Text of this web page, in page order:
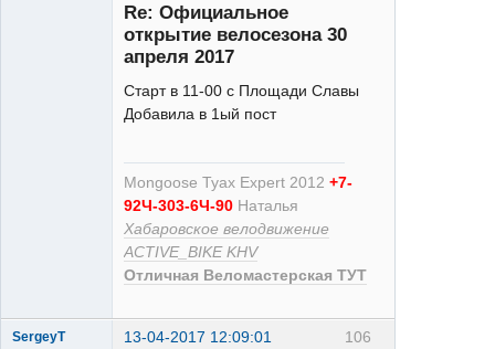
Re: Официальное
открытие велосезона 30
апреля 2017
Старт в 11-00 с Площади Славы
Добавила в 1ый пост
Mongoose Tyax Expert 2012 +7-
92Ч-303-6Ч-90 Наталья
Хабаровское велодвижение
ACTIVE_BIKE KHV
Отличная Веломастерская ТУТ
106
SergeyT 13-04-2017 12:09:01